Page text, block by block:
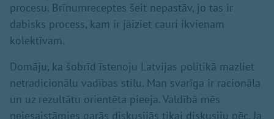
procesu. Brīnumreceptes šeit nepastāv, jo tas ir
dabisks process, kam ir jāiziet cauri ikvienam
kolektīvam.
Domāju, ka šobrīd īstenoju Latvijas politikā mazliet
netradicionālu vadības stilu. Man svarīga ir racionāla
un uz rezultātu orientēta pieeja. Valdībā mēs
neiesaistāmies garās diskusijās tikai diskusiju pēc. Ja